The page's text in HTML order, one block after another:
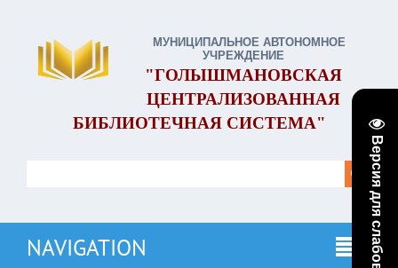
МУНИЦИПАЛЬНОЕ АВТОНОМНОЕ
УЧРЕЖДЕНИЕ
"ГОЛЫШМАНОВСКАЯ
ЦЕНТРАЛИЗОВАННАЯ
БИБЛИОТЕЧНАЯ СИСТЕМА"
NAVIGATION